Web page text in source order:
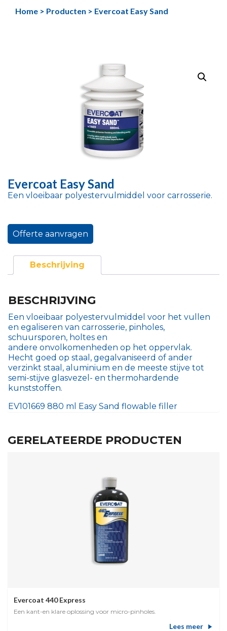
naarHome > Producten > Evercoat Easy Sand
Evercoat Easy Sand
Een vloeibaar polyestervulmiddel voor carrosserie.
Offerte aanvragen
Beschrijving
BESCHRIJVING
Een vloeibaar polyestervulmiddel voor het vullen
en egaliseren van carrosserie, pinholes,
schuursporen, holtes en
andere onvolkomenheden op het oppervlak.
Hecht goed op staal, gegalvaniseerd of ander
verzinkt staal, aluminium en de meeste stijve tot
semi-stijve glasvezel- en thermohardende
kunststoffen.
EV101669 880 ml Easy Sand flowable filler
GERELATEERDE PRODUCTEN
Evercoat 440 Express
Een kant-en klare oplossing voor micro-pinholes.
Lees meer